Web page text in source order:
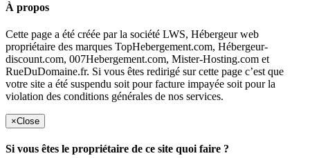
À propos
Cette page a été créée par la société LWS, Hébergeur web
propriétaire des marques TopHebergement.com, Hébergeur-
discount.com, 007Hebergement.com, Mister-Hosting.com et
RueDuDomaine.fr. Si vous êtes redirigé sur cette page c’est que
votre site a été suspendu soit pour facture impayée soit pour la
violation des conditions générales de nos services.
×Close
Si vous êtes le propriétaire de ce site quoi faire ?